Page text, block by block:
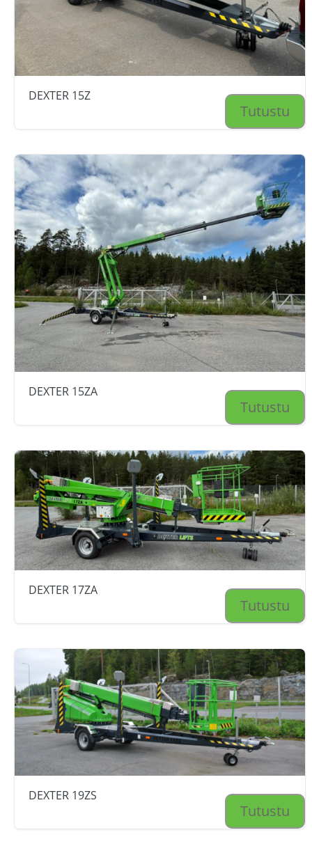
DEXTER 15Z
Tutustu
DEXTER 15ZA
Tutustu
DEXTER 17ZA
Tutustu
DEXTER 19ZS
Tutustu